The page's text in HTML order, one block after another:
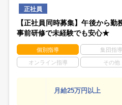
正社員
【正社員同時募集】午後から
事前研修で未経験でも安心★
個別指導 集団指導
オンライン指導 その他
月給25万円以上